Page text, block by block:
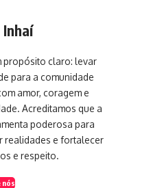
propósito claro: levar
para a comunidade
amor, coragem e
Acreditamos que a
poderosa para
realidades e fortalecer
e respeito.
nós